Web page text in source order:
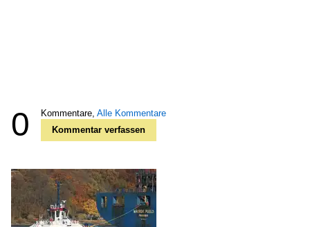
0 Kommentare, Alle Kommentare
Kommentar verfassen